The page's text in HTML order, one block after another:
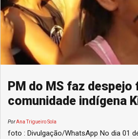
PM do MS faz
comunidade indígena
PorAna Trigueiro Sola
foto : Divulgação/WhatsApp No dia 01 de agosto cerca de 300